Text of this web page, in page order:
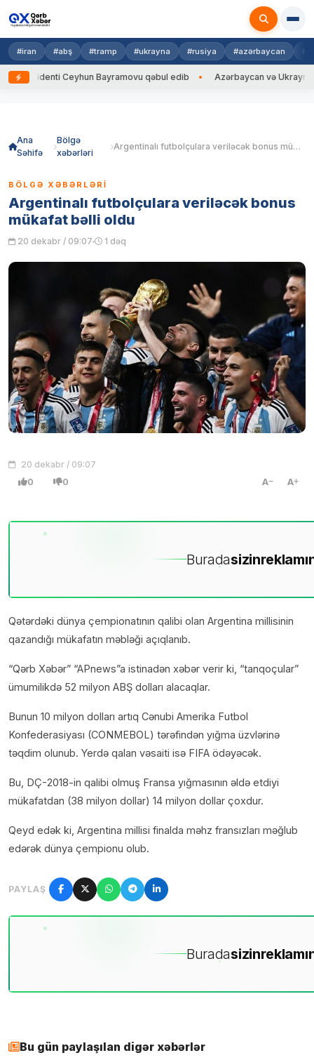
#iran #abş #tramp #ukrayna #rusiya #azərbaycan
Ceyhun Bayramovu qəbul edib Azərbaycan və Ukrayna XİN
Ana
Səhifə
Bölgə
xəbərləri
Argentinalı futbolçulara veriləcək bonus mükafat bəlli oldu
BÖLGƏ XƏBƏRLƏRI
Argentinalı futbolçulara veriləcək bonus
mükafat bəlli oldu
20 dekabr / 09:07 1 dəq
20 dekabr / 09:07
0 0 A A
Buradasizin
Qətərdəki dünya çempionatının qalibi olan Argentina millisinin
qazandığı mükafatın məbləği açıqlanıb.
“Qərb Xəbər” “APnews”a istinadən xəbər verir ki, “tanqoçular”
ümumilikdə 52 milyon ABŞ dolları alacaqlar.
Bunun 10 milyon dolları artıq Cənubi Amerika Futbol
Konfederasiyası (CONMEBOL) tərəfindən yığma üzvlərinə
təqdim olunub. Yerdə qalan vəsaiti isə FIFA ödəyəcək.
Bu, DÇ-2018-in qalibi olmuş Fransa yığmasının əldə etdiyi
mükafatdan (38 milyon dollar) 14 milyon dollar çoxdur.
Qeyd edək ki, Argentina millisi finalda məhz fransızları məğlub
edərək dünya çempionu olub.
PAYLAŞ
Buradasizin
Bu gün paylaşılan digər xəbərlər